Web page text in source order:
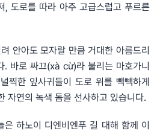
, 도로를 따라 아주 고급스럽고 푸르른
안아도 모자랄 만큼 거대한 아름드리
. 바로 싸끄(xà cừ)라 불리는 마호가니
찍한 잎사귀들이 도로 위를 빽빽하게
자연의 녹색 돔을 선사하고 있습니다.
하노이 디엔비엔푸 길 대해 함께 이